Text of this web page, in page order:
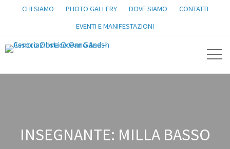
CHI SIAMO PHOTO GALLERY DOVE SIAMO
CONTATTI
EVENTI E MANIFESTAZIONI
INSEGNANTE: MILLA BASSO